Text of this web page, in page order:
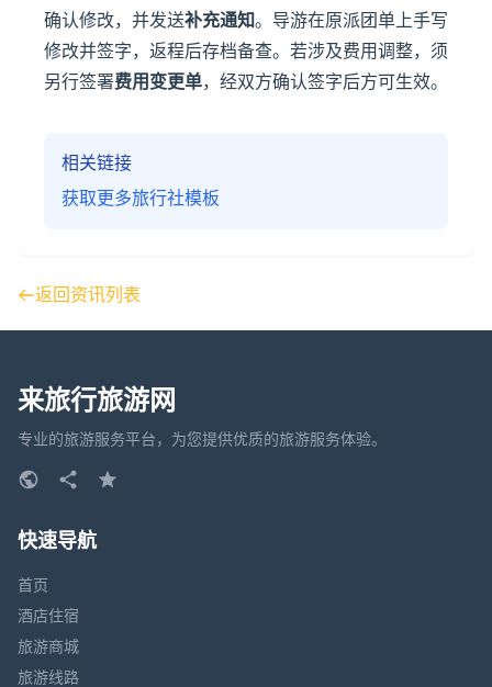
确认修改，并发送补充通知。导游在原派团单上手写
修改并签字，返程后存档备查。若涉及费用调整，须
另行签署费用变更单，经双方确认签字后方可生效。
相关链接
获取更多旅行社模板
返回资讯列表
来旅行旅游网
专业的旅游服务平台，为您提供优质的旅游服务体验。
快速导航
首页
酒店住宿
旅游商城
旅游线路